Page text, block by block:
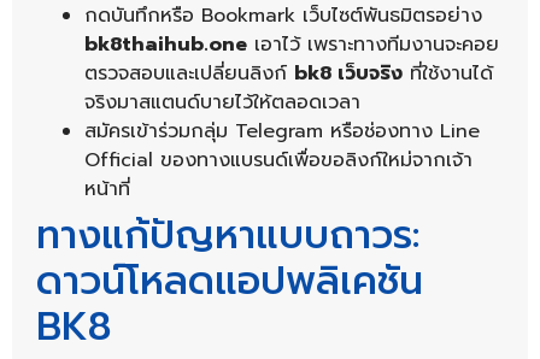
กดบันทึกหรือ Bookmark เว็บไซต์พันธมิตรอย่าง
bk8thaihub.one เอาไว้ เพราะทางทีมงานจะคอย
ตรวจสอบและเปลี่ยนลิงก์ bk8 เว็บจริง ที่ใช้งานได้
จริงมาสแตนด์บายไว้ให้ตลอดเวลา
สมัครเข้าร่วมกลุ่ม Telegram หรือช่องทาง Line
Official ของทางแบรนด์เพื่อขอลิงก์ใหม่จากเจ้า
หน้าที่
ทางแก้ปัญหาแบบถาวร:
ดาวน์โหลดแอปพลิเคชัน
BK8